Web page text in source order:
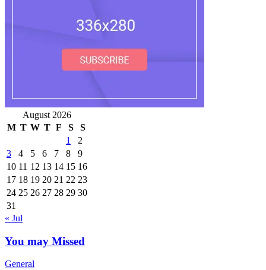
August 2026
M T W T F S
S
1
2
3
4 5 6 7 8
9
10 11 12 13 14 15 16
17 18 19 20 21 22 23
24 25 26 27 28 29 30
31
« Jul
You may Missed
General